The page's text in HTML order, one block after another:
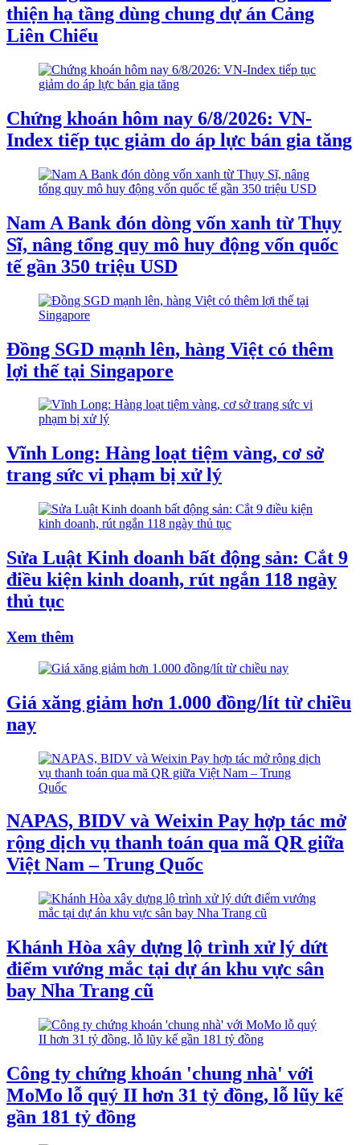
thiện hạ tầng dùng chung dự án Cảng
Liên Chiểu
Chứng khoán hôm nay 6/8/2026: VN-
Index tiếp tục giảm do áp lực bán gia tăng
Nam A Bank đón dòng vốn xanh từ Thụy
Sĩ, nâng tổng quy mô huy động vốn quốc
tế gần 350 triệu USD
Đồng SGD mạnh lên, hàng Việt có thêm
lợi thế tại Singapore
Vĩnh Long: Hàng loạt tiệm vàng, cơ sở
trang sức vi phạm bị xử lý
Sửa Luật Kinh doanh bất động sản: Cắt 9
điều kiện kinh doanh, rút ngắn 118 ngày
thủ tục
Xem thêm
Giá xăng giảm hơn 1.000 đồng/lít từ chiều
nay
NAPAS, BIDV và Weixin Pay hợp tác mở
rộng dịch vụ thanh toán qua mã QR giữa
Việt Nam – Trung Quốc
Khánh Hòa xây dựng lộ trình xử lý dứt
điểm vướng mắc tại dự án khu vực sân
bay Nha Trang cũ
Công ty chứng khoán 'chung nhà' với
MoMo lỗ quý II hơn 31 tỷ đồng, lỗ lũy kế
gần 181 tỷ đồng